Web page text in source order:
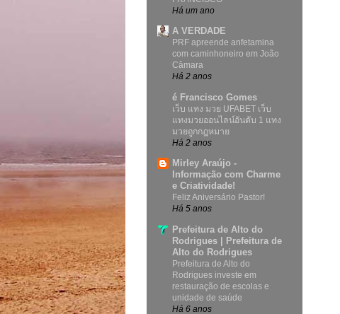
Há um ano
A VERDADE
PRF apreende anfetamina
com caminhoneiro em João
Câmara
Há 2 anos
é Francisco Gomes
เว็บ แทง มวย UFABET เว็บ
แทงมวยออนไลน์อันดับ 1 แทง
มวยถูกกฎหมาย
Há 2 anos
Mirley Araújo -
Informação com Charme
e Criatividade!
Feliz Aniversário Pastor!
Há 5 anos
Prefeitura de Alto do
Rodrigues | Prefeitura de
Alto do Rodrigues
Prefeitura de Alto do
Rodrigues investe em
restauração de escolas e
unidade de saúde
Há 6 anos